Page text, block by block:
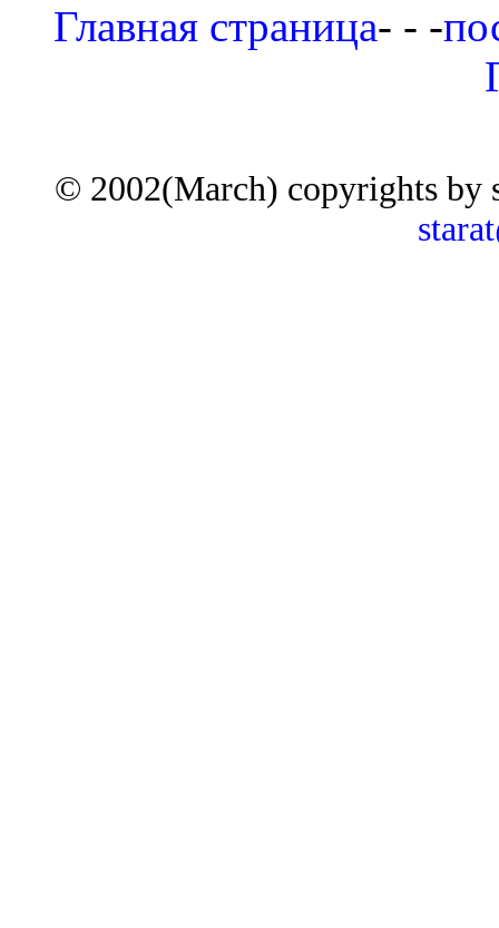
Главная страница- - -
© 2002(March) copyrights